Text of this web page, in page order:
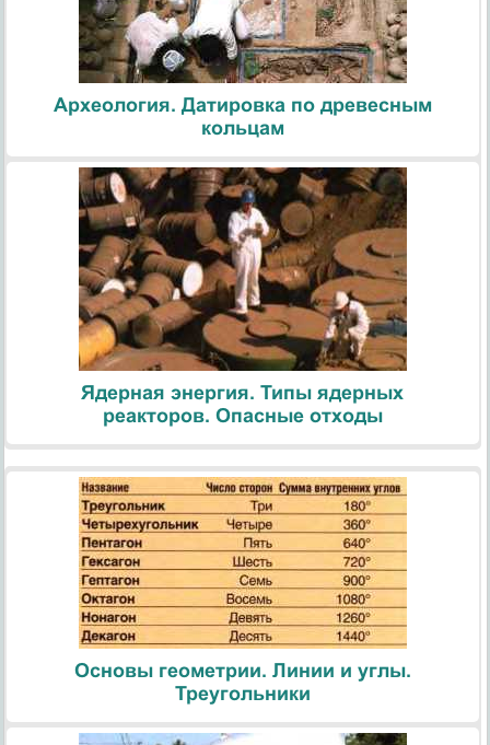
Археология. Датировка по древесным
кольцам
Ядерная энергия. Типы ядерных
реакторов. Опасные отходы
Основы геометрии. Линии и углы.
Треугольники